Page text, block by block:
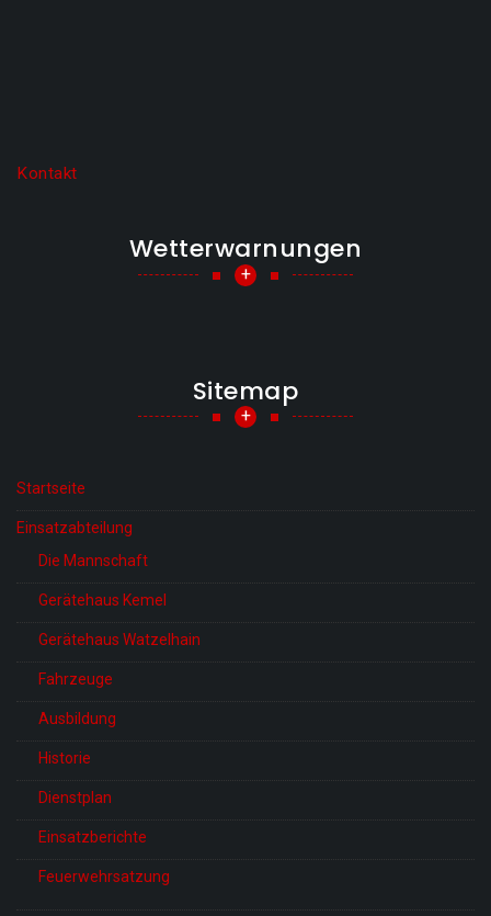
Kontakt
Wetterwarnungen
+
Sitemap
+
Startseite
Einsatzabteilung
Die Mannschaft
Gerätehaus Kemel
Gerätehaus Watzelhain
Fahrzeuge
Ausbildung
Historie
Dienstplan
Einsatzberichte
Feuerwehrsatzung